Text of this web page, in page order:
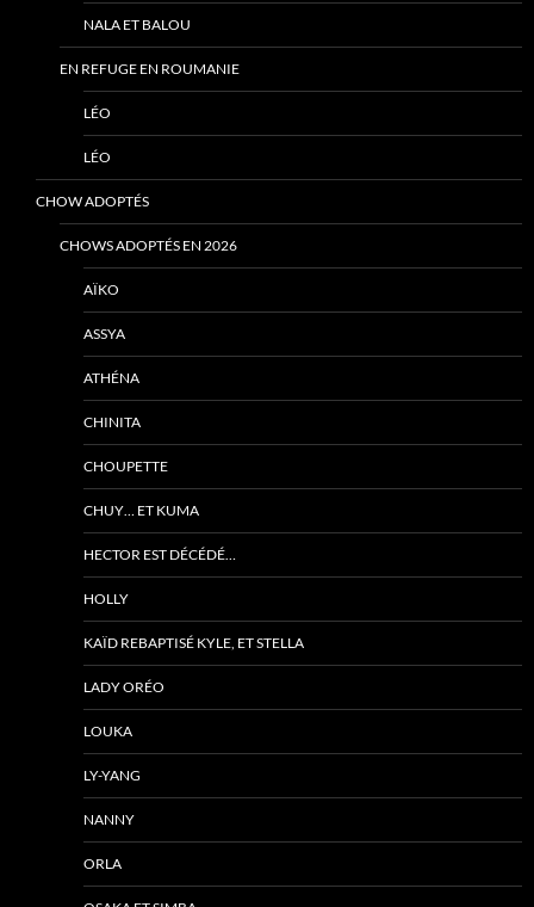
NALA ET BALOU
EN REFUGE EN ROUMANIE
LÉO
LÉO
CHOW ADOPTÉS
CHOWS ADOPTÉS EN 2026
AÏKO
ASSYA
ATHÉNA
CHINITA
CHOUPETTE
CHUY… ET KUMA
HECTOR EST DÉCÉDÉ…
HOLLY
KAÏD REBAPTISÉ KYLE, ET STELLA
LADY ORÉO
LOUKA
LY-YANG
NANNY
ORLA